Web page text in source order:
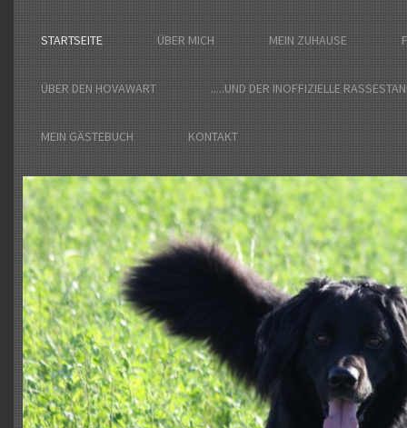
STARTSEITE ÜBER MICH MEIN ZUHAUSE
ÜBER DEN HOVAWART .....UND DER INOFFIZIELLE
MEIN GÄSTEBUCH KONTAKT